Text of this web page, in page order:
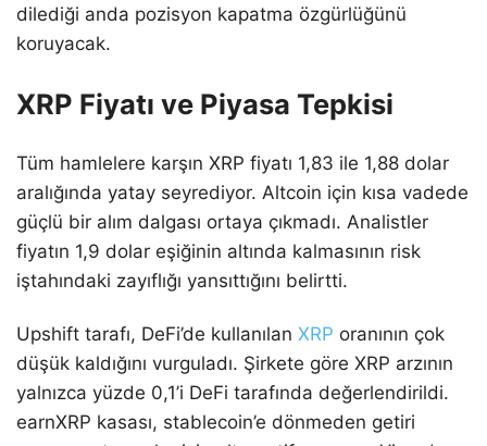
dilediği anda pozisyon kapatma özgürlüğünü
koruyacak.
XRP Fiyatı ve Piyasa Tepkisi
Tüm hamlelere karşın XRP fiyatı 1,83 ile 1,88 dolar
aralığında yatay seyrediyor. Altcoin için kısa vadede
güçlü bir alım dalgası ortaya çıkmadı. Analistler
fiyatın 1,9 dolar eşiğinin altında kalmasının risk
iştahındaki zayıflığı yansıttığını belirtti.
Upshift tarafı, DeFi’de kullanılan XRP oranının çok
düşük kaldığını vurguladı. Şirkete göre XRP arzının
yalnızca yüzde 0,1’i DeFi tarafında değerlendirildi.
earnXRP kasası, stablecoin’e dönmeden getiri